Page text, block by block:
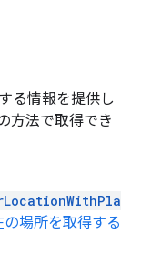
る情報を提供し
方法で取得でき
の場所を取得する